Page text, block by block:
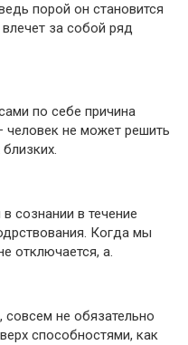
порой он становится
за собой ряд
по себе причина
человек не может решить
сознании в течение
Когда мы
отключается, а.
не обязательно
способностями, как